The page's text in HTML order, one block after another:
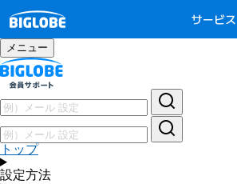
サービス
メニュー
トップ
設定方法